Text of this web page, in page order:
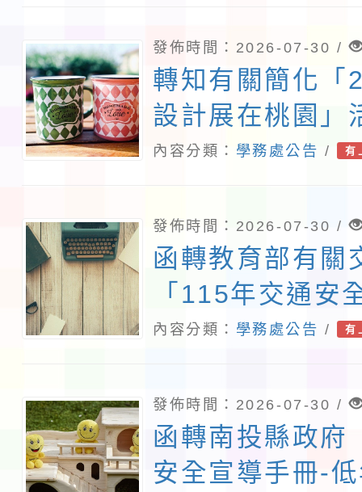
發佈時間：2026-07-30 /
轉知有關簡化「
設計展在桃園」
及主題角色延伸
內容分類： 學務處公告 / 有
發佈時間：2026-07-30 /
函轉教育部有關
「115年交通安
材下載連結，請
下載運用，並配
相關宣導工作，
內容分類： 學務處公告 / 有
發佈時間：2026-07-30 /
函轉南投縣政府
安全宣導手冊-